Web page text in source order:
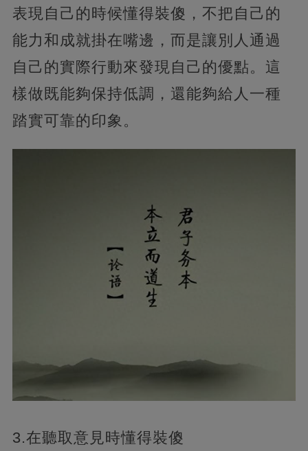
表現自己的時候懂得裝傻，不把自己的
能力和成就掛在嘴邊，而是讓別人通過
自己的實際行動來發現自己的優點。這
樣做既能夠保持低調，還能夠給人一種
踏實可靠的印象。
3.在聽取意見時懂得裝傻